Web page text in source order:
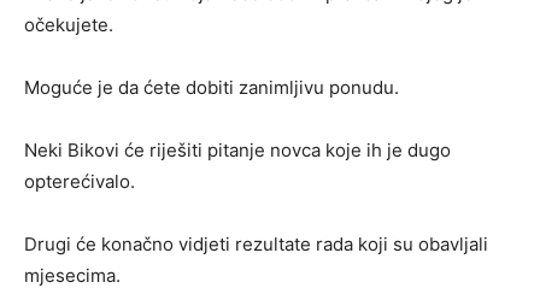
očekujete.
Moguće je da ćete dobiti zanimljivu ponudu.
Neki Bikovi će riješiti pitanje novca koje ih je dugo
opterećivalo.
Drugi će konačno vidjeti rezultate rada koji su obavljali
mjesecima.